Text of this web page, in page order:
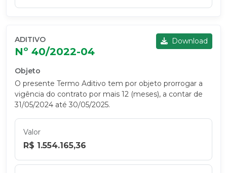
ADITIVO
Nº 40/2022-04
Download
Objeto
O presente Termo Aditivo tem por objeto prorrogar a
vigência do contrato por mais 12 (meses), a contar de
31/05/2024 até 30/05/2025.
Valor
R$ 1.554.165,36